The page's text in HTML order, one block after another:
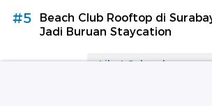
#5
Beach Club Rooftop di
Jadi Buruan Staycation
Lihat Selengkapnya